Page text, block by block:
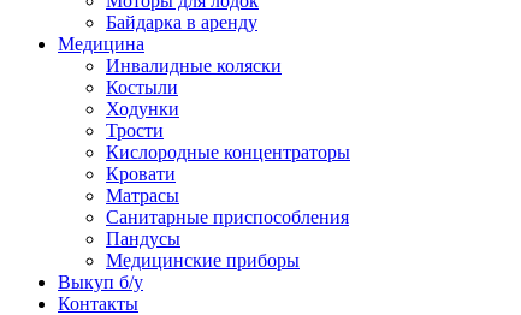
Байдарка в аренду
Медицина
Инвалидные коляски
Костыли
Ходунки
Трости
Кислородные концентраторы
Кровати
Матрасы
Санитарные приспособления
Пандусы
Медицинские приборы
Выкуп б/у
Контакты